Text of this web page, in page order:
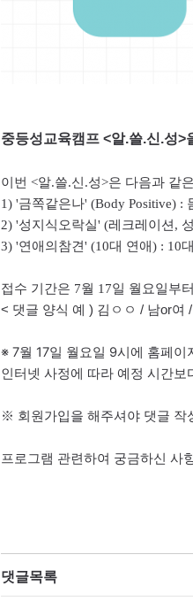
중등성교육캠프 <알.쓸.신.성>
이번 <알.쓸.신.성>은 다음과 같
1) '금쪽같은나' (Body Positive) :
2) '성지식오락실' (레크레이션,
3) '연애의참견' (10대 연애) : 10
접수 기간은 7월 17일 월요일부
< 댓글 양식 예 ) 김ㅇㅇ / 남or여
※ 7월 17일 월요일 9시에 홈페
인터넷 사정에 따라 예정 시간
※ 회원가입을 해주셔야 댓글
프로그램 관련하여 궁금하신 사
댓글목록